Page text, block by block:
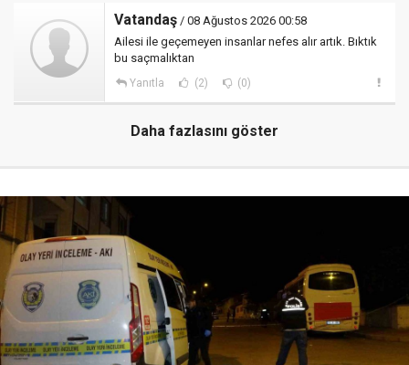
Vatandaş / 08 Ağustos 2026 00:58
Ailesi ile geçemeyen insanlar nefes alır artık. Bıktık
bu saçmalıktan
Yanıtla (2) (0)
Daha fazlasını göster